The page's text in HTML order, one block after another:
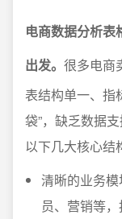
电商数据分析表
出发。 很多电商
表结构单一、指
袋”，缺乏数据
以下几大核心结
清晰的业务
员、营销等